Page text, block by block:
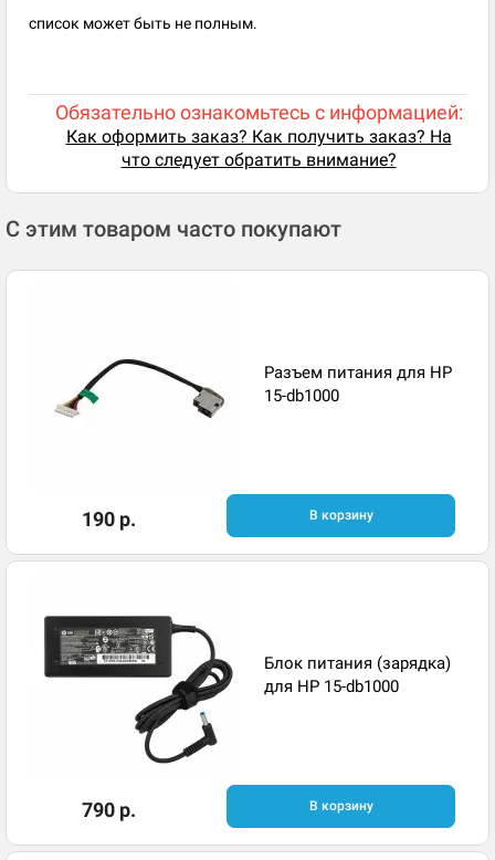
список может быть не полным.
Обязательно ознакомьтесь с информацией:
Как оформить заказ? Как получить заказ? На
что следует обратить внимание?
С этим товаром часто покупают
Разъем питания для HP
15-db1000
190 р. В корзину
Блок питания (зарядка)
для HP 15-db1000
790 р. В корзину